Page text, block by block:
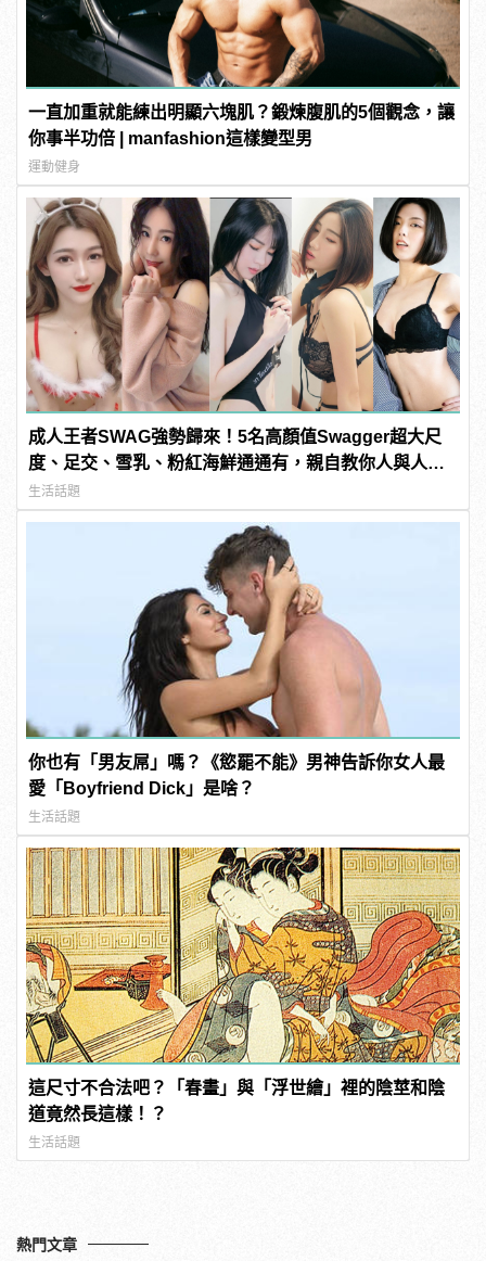
一直加重就能練出明顯六塊肌？鍛煉腹肌的5個觀念，讓
你事半功倍 | manfashion這樣變型男
運動健身
成人王者SWAG強勢歸來！5名高顏值Swagger超大尺
度、足交、雪乳、粉紅海鮮通通有，親自教你人與人的
連結！ | manfashion這樣變型男
生活話題
你也有「男友屌」嗎？《慾罷不能》男神告訴你女人最
愛「Boyfriend Dick」是啥？
生活話題
這尺寸不合法吧？「春畫」與「浮世繪」裡的陰莖和陰
道竟然長這樣！？
生活話題
熱門文章